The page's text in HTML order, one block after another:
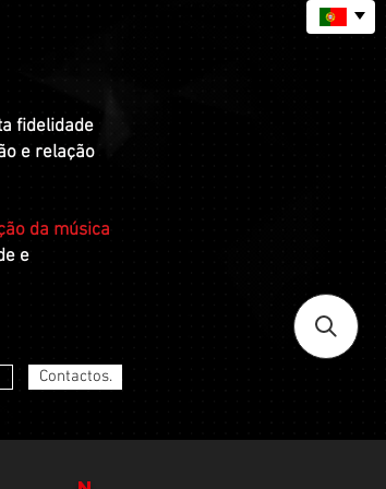
fidelidade
e relação
da música
e
Contactos.